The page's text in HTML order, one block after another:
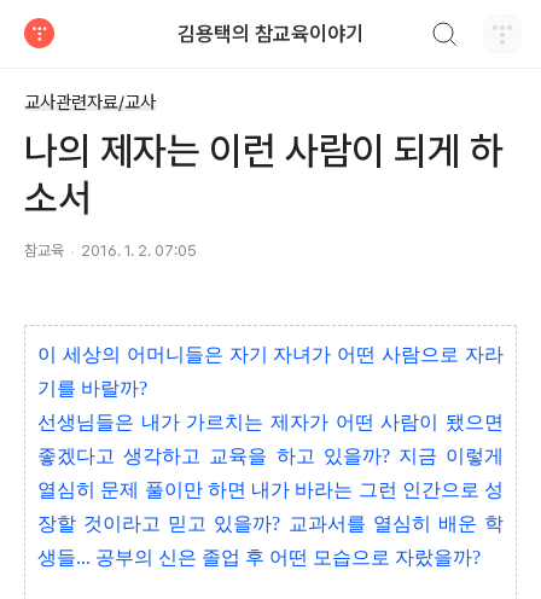
김용택의 참교육이야기
교사관련자료/교사
나의 제자는 이런 사람이 되게 하
소서
참교육 2016. 1. 2. 07:05
이 세상의 어머니들은 자기 자녀가 어떤 사람으로 자라
기를 바랄까?
선생님들은 내가 가르치는 제자가 어떤 사람이 됐으면
좋겠다고 생각하고 교육을 하고 있을까? 지금 이렇게
열심히 문제 풀이만 하면 내가 바라는 그런 인간으로 성
장할 것이라고 믿고 있을까? 교과서를 열심히 배운 학
생들... 공부의 신은 졸업 후 어떤 모습으로 자랐을까?